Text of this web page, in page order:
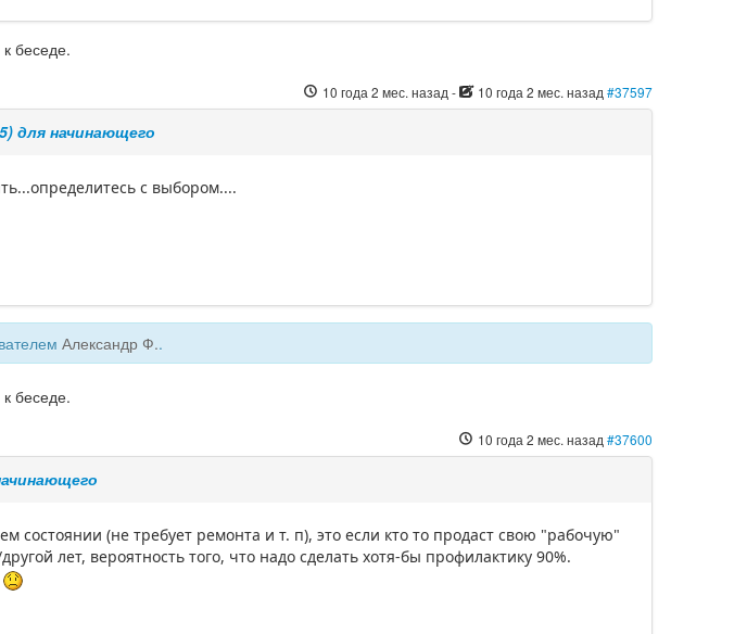
беседе.
10 года 2 мес. назад - 10 года 2 мес. назад #37597
для начинающего
с выбором....
Александр Ф..
беседе.
10 года 2 мес. назад #37600
(не требует ремонта и т. п), это если кто то продаст свою "рабочую"
лет, вероятность того, что надо сделать хотя-бы профилактику 90%.